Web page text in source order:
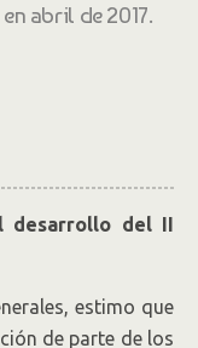
abril de 2017.
desarrollo del II
estimo que
de parte de los